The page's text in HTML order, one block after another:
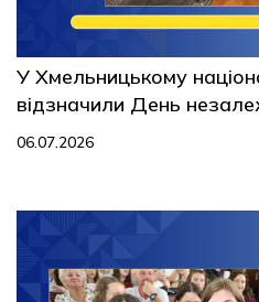
У Хмельницькому
відзначили День
06.07.2026